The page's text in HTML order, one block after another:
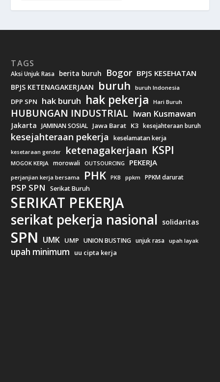
TAGS
Aksi Unjuk Rasa berita buruh Bogor BPJS KESEHATAN
BPJS KETENAGAKERJAAN buruh buruh Indonesia
DPP SPN hak buruh hak pekerja Hari Buruh
HUBUNGAN INDUSTRIAL Iwan Kusmawan
Jakarta JAMINAN SOSIAL Jawa Barat K3 kesejahteraan buruh
kesejahteraan pekerja keselamatan kerja
kesetaraan gender ketenagakerjaan KSPI
MOGOK KERJA morowali OUTSOURCING PEKERJA
perjanjian kerja bersama PHK PKB ppkm PPKM darurat
PSP SPN Serikat Buruh
SERIKAT PEKERJA
serikat pekerja nasional solidaritas
SPN UMK UMP UNION BUSTING unjuk rasa upah layak
upah minimum uu cipta kerja